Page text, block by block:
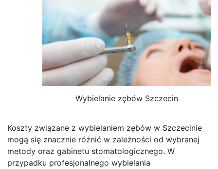
Wybielanie zębów Szczecin
Koszty związane z wybielaniem zębów w Szczecinie
mogą się znacznie różnić w zależności od wybranej
metody oraz gabinetu stomatologicznego. W
przypadku profesjonalnego wybielania